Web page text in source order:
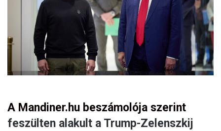
A Mandiner.hu beszámolója szerint
feszülten alakult a Trump-Zelenszkij